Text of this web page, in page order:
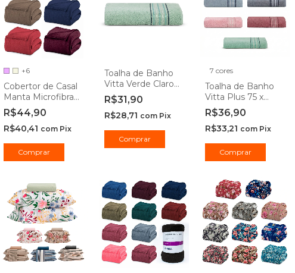
+6
Cobertor de Casal
Manta Microfibra
Hipoalergênico
1,8x2m - Camesa
R$44,90
R$40,41 com Pix
Comprar
Toalha de Banho
Vitta Verde Claro
70x130cm Camesa
R$31,90
R$28,71 com Pix
Comprar
7 cores
Toalha de Banho
Vitta Plus 75 x
150cm Camesa
R$36,90
R$33,21 com Pix
Comprar